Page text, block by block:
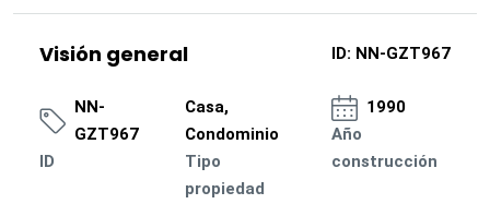
Visión general ID: NN-GZT967
NN-
GZT967
ID
Casa,
Condominio
Tipo
propiedad
1990
Año
construcción